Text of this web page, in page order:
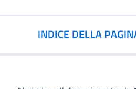
INDICE DELLA